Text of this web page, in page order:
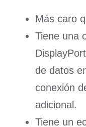
Más caro
Tiene una
de datos
conexión
adicional.
Tiene un